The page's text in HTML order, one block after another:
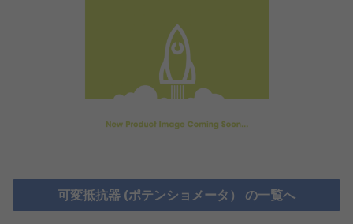
可変抵抗器 (ポテンショメータ） の一覧へ